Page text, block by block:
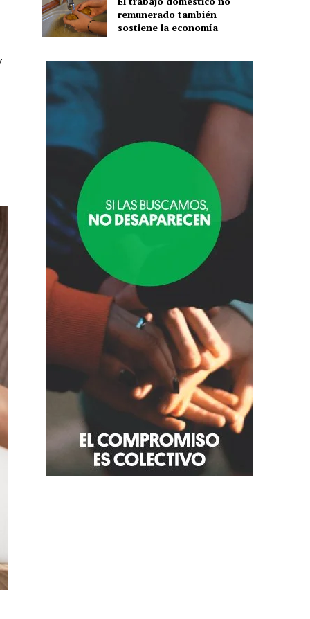
remunerado también
sostiene la economía